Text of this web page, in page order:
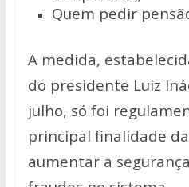
Quem pedir
A medida,
do presidente Luiz
julho, só foi
principal finalidade
aumentar a